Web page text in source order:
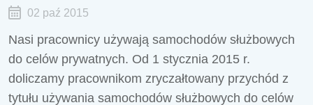
02 paź 2015
Nasi pracownicy używają samochodów służbowych
do celów prywatnych. Od 1 stycznia 2015 r.
doliczamy pracownikom zryczałtowany przychód z
tytułu używania samochodów służbowych do celów